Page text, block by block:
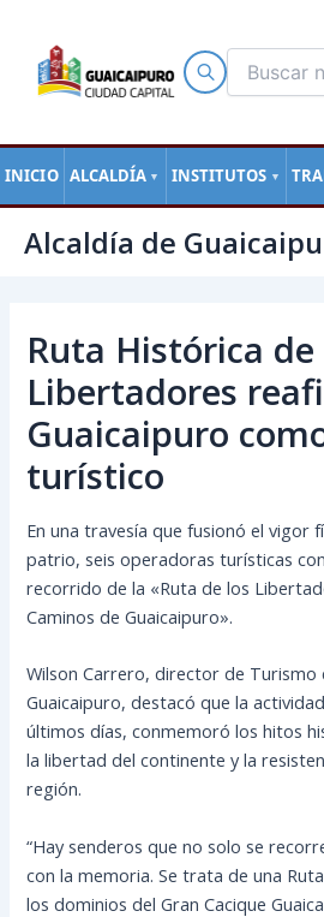
INICIO ALCALDÍA ▼ INSTITUTOS ▼
contenido
Alcaldía de
Ruta Histórica de
Libertadores
Guaicaipuro
turístico
En una travesía que fusionó el vigor
patrio, seis operadoras turísticas
recorrido de la «Ruta de los
Caminos de Guaicaipuro».
Wilson Carrero, director de Turismo
Guaicaipuro, destacó que la
últimos días, conmemoró los hitos
la libertad del continente y la
región.
“Hay senderos que no solo se
con la memoria. Se trata de una
los dominios del Gran Cacique
de